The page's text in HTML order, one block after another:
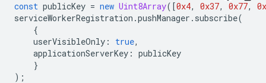
const publicKey = new Uint8Array([0x4, 0x37, 0x77,
serviceWorkerRegistration .pushManager . subscribe(
{
userVisibleOnly : true,
applicationServerKey : publicKey
}
);